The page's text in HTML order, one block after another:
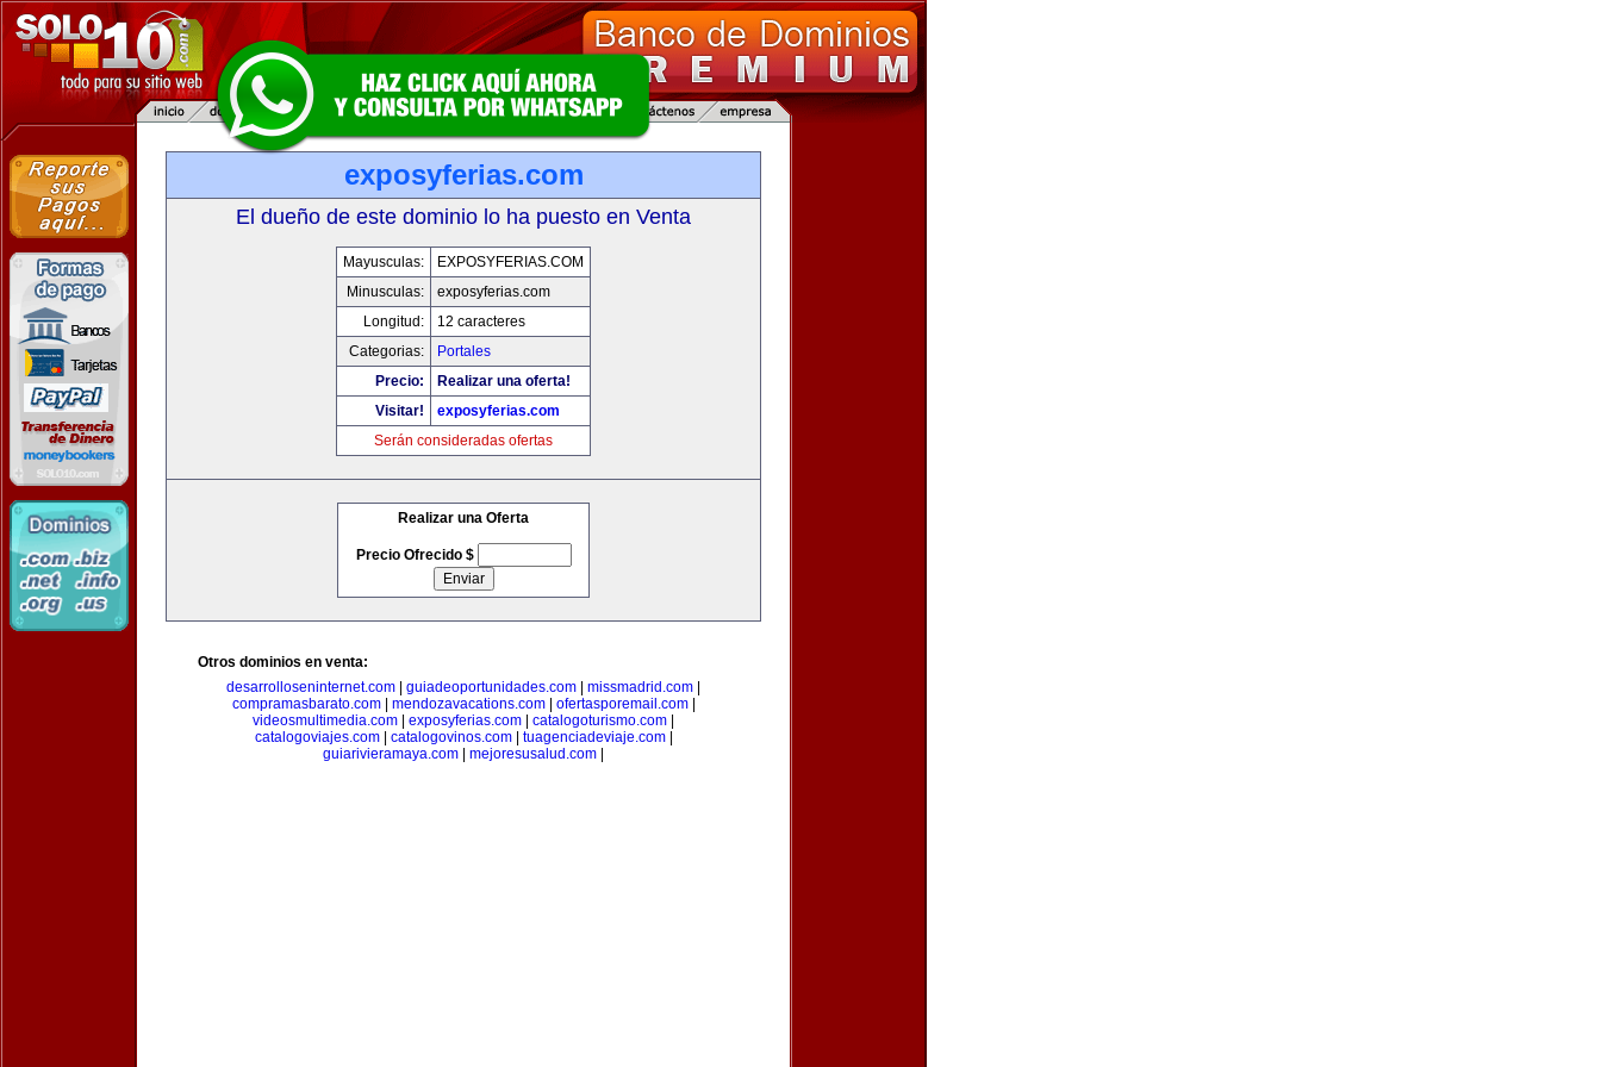
exposyferias.com
El dueño de este dominio lo ha puesto en Venta
Mayusculas:
EXPOSYFERIAS.COM
Minusculas:
exposyferias.com
Longitud:
12 caracteres
Categorias:
Portales
Precio:
Realizar una oferta!
Visitar!
exposyferias.com
Serán consideradas ofertas
Realizar una Oferta
Precio Ofrecido $
Otros dominios en venta:
desarrolloseninternet.com
guiadeoportunidades.com missmadrid.com
compramasbarato.com| mendozavacations.com| ofertasporemail.com|
videosmultimedia.com
exposyferias.com catalogoturismo.com
catalogoviajes.com| catalogovinos.com| tuagenciadeviaje.com|
guiarivieramaya.com
mejoresusalud.com